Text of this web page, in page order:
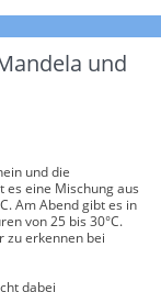
und
und die
es eine Mischung aus
Am Abend gibt es in
von 25 bis 30°C.
zu erkennen bei
dabei